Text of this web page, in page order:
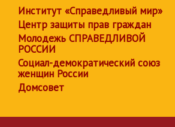
Институт «Справедливый мир»
Центр защиты прав граждан
Молодежь СПРАВЕДЛИВОЙ
РОССИИ
Социал-демократический союз
женщин России
Домсовет